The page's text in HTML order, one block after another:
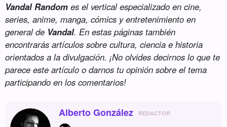
Vandal Random es el vertical especializado en cine,
series, anime, manga, cómics y entretenimiento en
general de Vandal. En estas páginas también
encontrarás artículos sobre cultura, ciencia e historia
orientados a la divulgación. ¡No olvides decirnos lo que te
parece este artículo o darnos tu opinión sobre el tema
participando en los comentarios!
Alberto González REDACTOR